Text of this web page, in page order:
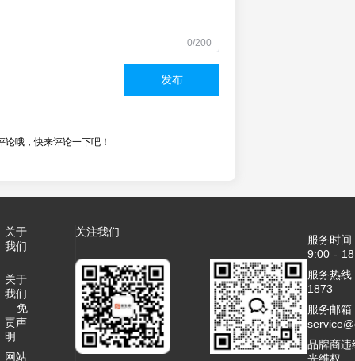
0/200
发布
论哦，快来评论一下吧！
关于
我们
关于
我们
免
责声
明
网站
关注我们
服务时
9:00 -
服务热
1873
服务邮箱
品牌商违